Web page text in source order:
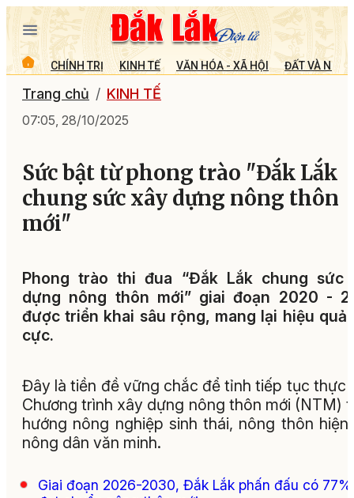
CHÍNH TRỊ KINH TẾ VĂN HÓA - XÃ HỘI ĐẤT VÀ
Trang chủ KINH TẾ
07:05, 28/10/2025
Sức bật từ phong trào "Đắk Lắk
chung sức xây dựng nông thôn
mới"
Phong trào thi đua “Đắk Lắk chung sức
dựng nông thôn mới” giai đoạn 2020 -
được triển khai sâu rộng, mang lại hiệu quả
cực.
Đây là tiền đề vững chắc để tỉnh tiếp tục thực
Chương trình xây dựng nông thôn mới (NTM)
hướng nông nghiệp sinh thái, nông thôn hiện
nông dân văn minh.
Giai đoạn 2026-2030, Đắk Lắk phấn đấu có